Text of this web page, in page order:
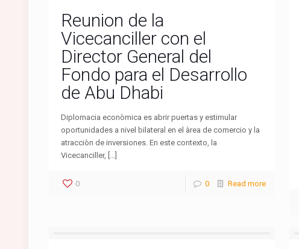
Reunion de la
Vicecanciller con el
Director General del
Fondo para el Desarrollo
de Abu Dhabi
Diplomacia econòmica es abrir puertas y estimular
oportunidades a nivel bilateral en el àrea de comercio y la
atracciòn de inversiones. En este contexto, la
Vicecanciller, […]
0 0 Read more